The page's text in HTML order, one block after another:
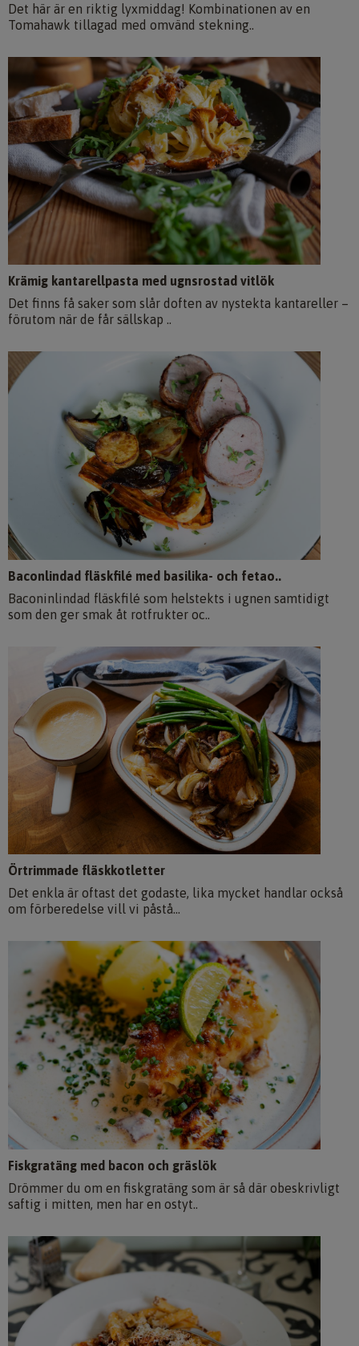
Det här är en riktig lyxmiddag! Kombinationen av en
Tomahawk tillagad med omvänd stekning..
Krämig kantarellpasta med ugnsrostad vitlök
Det finns få saker som slår doften av nystekta kantareller –
förutom när de får sällskap ..
Baconlindad fläskfilé med basilika- och fetao..
Baconinlindad fläskfilé som helstekts i ugnen samtidigt
som den ger smak åt rotfrukter oc..
Örtrimmade fläskkotletter
Det enkla är oftast det godaste, lika mycket handlar också
om förberedelse vill vi påstå...
Fiskgratäng med bacon och gräslök
Drömmer du om en fiskgratäng som är så där obeskrivligt
saftig i mitten, men har en ostyt..